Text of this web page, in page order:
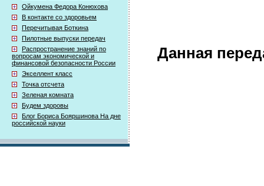
Ойкумена Федора Конюхова
В контакте со здоровьем
Перечитывая Боткина
Пилотные выпуски передач
Распространение знаний по
вопросам экономической и
финансовой безопасности России
Экселлент класс
Точка отсчета
Зеленая комната
Будем здоровы
Блог Бориса Бояршинова На дне
российской науки
Данная